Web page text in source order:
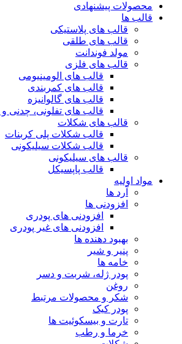
محصولات پیشنهادی
قالب ها
قالب های پلاستیکی
قالب های طلقی
مولد فوندانت
قالب های فلزی
قالب های الومینیومی
قالب های کمربندی
قالب های گالوانیزه
قالب های تفلونی، چدنی و
قالب های شکلات
قالب شکلات پلی کربنات
قالب شکلات سیلیکونی
قالب های سیلیکونی
قالب پاپسیکل
مواد اولیه
آرد ها
افزودنی ها
افزودنی های پودری
افزودنی های غیر پودری
بهبود دهنده ها
پنیر و شیر
خامه ها
پودر ژله، شربت و دسر
روغن
شکر و محصولات مرتبط
پودر کیک
تارت و بیسکوئیت ها
خرما و رطب